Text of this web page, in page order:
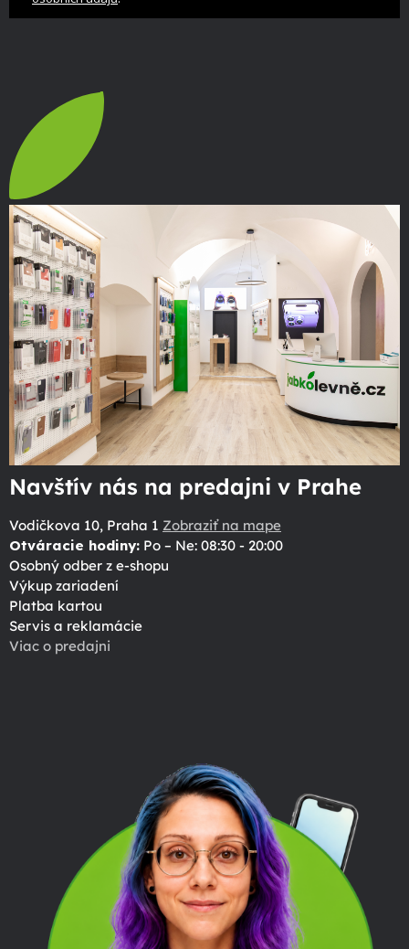
Navštív nás na predajni v Prahe
Vodičkova 10, Praha 1 Zobraziť na mape
Otváracie hodiny: Po – Ne: 08:30 - 20:00
Osobný odber z e-shopu
Výkup zariadení
Platba kartou
Servis a reklamácie
Viac o predajni